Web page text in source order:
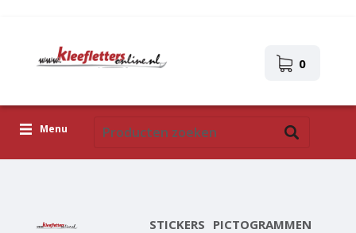
0
Menu
STICKERS PICTOGRAMMEN